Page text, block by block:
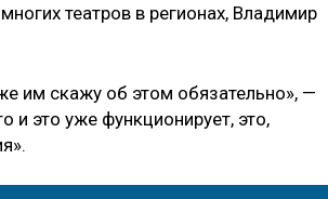
театров в регионах, Владимир
им скажу об этом обязательно», —
и это уже функционирует, это,